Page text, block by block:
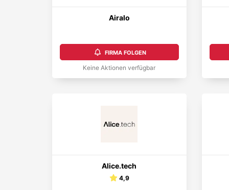
Airalo
FIRMA FOLGEN
Keine Aktionen verfügbar
Alice.tech
4,9